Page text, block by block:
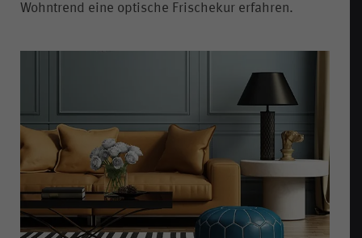
Wohntrend eine optische Frischekur erfahren.